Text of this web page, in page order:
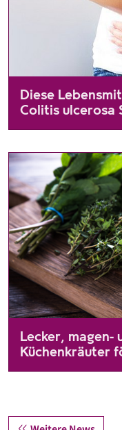
Diese
Colitis ulcerosa
Wer bei einer Colitis
Lecker, magen-
Küchenkräuter
Kräuter sorgen nicht